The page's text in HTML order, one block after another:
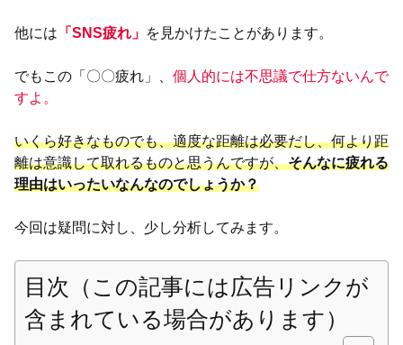
他には 「SNS疲れ」 を見かけたことがあります。
でもこの「〇〇疲れ」、 個人的には不思議で仕方ないんで
すよ。
いくら好きなものでも、適度な距離は必要だし、何より距
離は意識して取れるものと思うんですが、そんなに疲れる
理由はいったいなんなのでしょうか？
今回は疑問に対し、少し分析してみます。
目次（この記事には広告リンクが
含まれている場合があります）